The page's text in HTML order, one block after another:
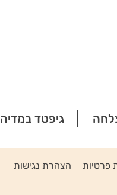
גיפטד במדיה
הצהרת נגישות פרטיות